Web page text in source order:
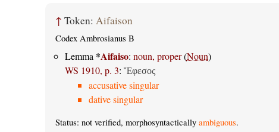
↑ Token: Aifaison
Codex Ambrosianus B
Lemma *Aifaiso: noun, proper(Noun)
WS 1910, p. 3: Ἔφεσος
accusative singular
dative singular
Status: not verified, morphosyntactically ambiguous.